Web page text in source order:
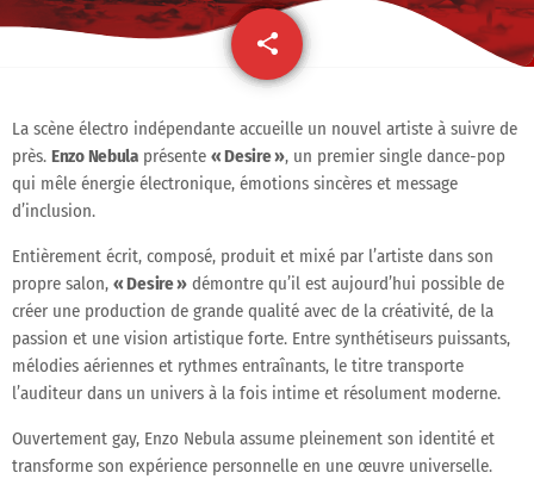
share
email
La scène électro indépendante accueille un nouvel artiste à suivre de
près. Enzo Nebulaprésente « Desire », un premier single dance-pop
qui mêle énergie électronique, émotions sincères et message
d’inclusion.
Entièrement écrit, composé, produit et mixé par l’artiste dans son
propre salon, « Desire » démontre qu’il est aujourd’hui possible de
créer une production de grande qualité avec de la créativité, de la
passion et une vision artistique forte. Entre synthétiseurs puissants,
mélodies aériennes et rythmes entraînants, le titre transporte
l’auditeur dans un univers à la fois intime et résolument moderne.
Ouvertement gay, Enzo Nebula assume pleinement son identité et
transforme son expérience personnelle en une œuvre universelle.